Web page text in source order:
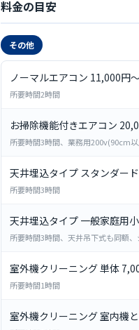
料金の目安
その他
ノーマルエアコン 11,000円
所要時間2時間
お掃除機能付きエアコン
所要時間3時間、業務用200v(90cm
天井埋込タイプ スタンダー
所要時間3時間
天井埋込タイプ 一般家庭用
所要時間3時間、天井吊下式も同額
室外機クリーニング 単体
所要時間1時間
室外機クリーニング 室内機